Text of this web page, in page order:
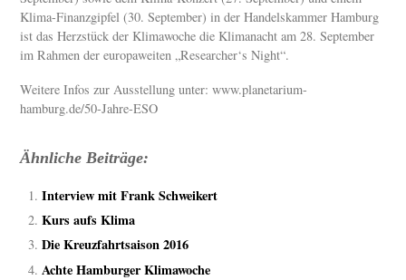
Klima-Finanzgipfel (30. September) in der Handelskammer Hamburg
ist das Herzstück der Klimawoche die Klimanacht am 28. September
im Rahmen der europaweiten „Researcher‘s Night“.
Weitere Infos zur Ausstellung unter: www.planetarium-
hamburg.de/50-Jahre-ESO
Ähnliche Beiträge:
Interview mit Frank Schweikert
Kurs aufs Klima
Die Kreuzfahrtsaison 2016
Achte Hamburger Klimawoche